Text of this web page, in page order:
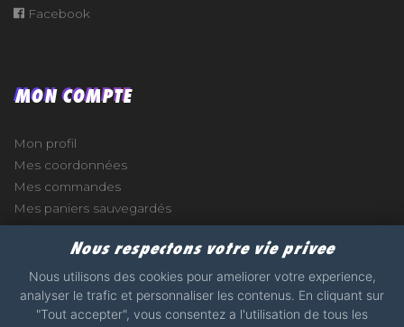
Facebook
MON COMPTE
Mon profil
Mes coordonnées
Mes commandes
Mes paniers sauvegardés
Nous respectons votre vie privee
Nous utilisons des cookies pour ameliorer votre experience,
analyser le trafic et personnaliser les contenus. En cliquant sur
"Tout accepter", vous consentez a l'utilisation de tous les